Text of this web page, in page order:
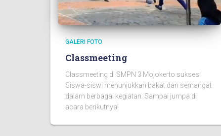
GALERI FOTO
Classmeeting
Classmeeting di SMPN 3 Mojokerto sukses!
Siswa-siswi menunjukkan bakat dan semangat
dalam berbagai kegiatan. Sampai jumpa di
acara berikutnya!